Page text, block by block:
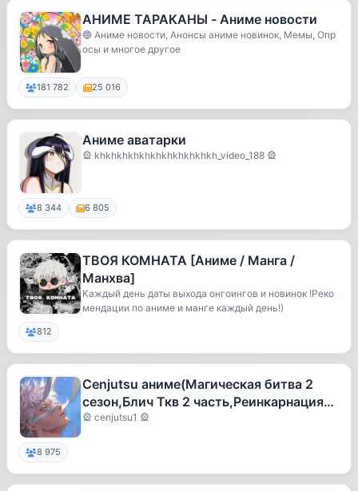
АНИМЕ ТАРАКАНЫ - Аниме новости
🔵 Аниме новости, Анонсы аниме новинок, Мемы, Опр
осы и многое другое
181 782 25 016
Аниме аватарки
🎡 khkhkhkhkhkhkhkhkhkhkh_video_188 🎡
8 344 6 805
ТВОЯ КОМНАТА [Аниме / Манга /
Манхва]
Каждый день даты выхода онгоингов и новинок !Реко
мендации по аниме и манге каждый день!)
812
Cenjutsu аниме(Магическая битва 2
сезон,Блич Ткв 2 часть,Реинкарнация
безработного и др.)
🎡 cenjutsu1 🎡
8 975